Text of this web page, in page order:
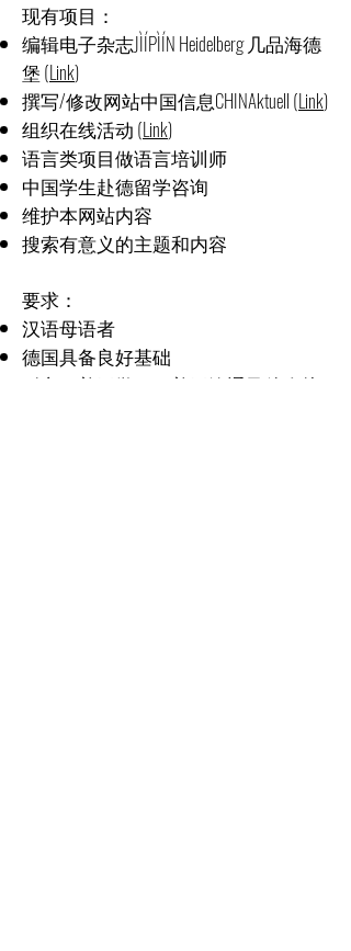
现有项目：
编辑电子杂志JÌÍPÌÍN Heidelberg 几品海德
堡 (Link)
撰写/修改网站中国信息CHINAktuell (Link)
组织在线活动 (Link)
语言类项目做语言培训师
中国学生赴德留学咨询
维护本网站内容
搜索有意义的主题和内容
要求：
汉语母语者
德国具备良好基础
耐心、善于学习、善于沟通及待人接